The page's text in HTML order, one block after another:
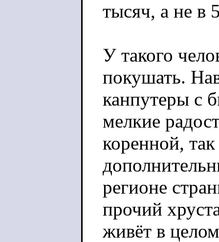
тысяч, а не в
У такого
покушать.
канпутеры с
мелкие
коренной,
регионе
прочий
живёт в